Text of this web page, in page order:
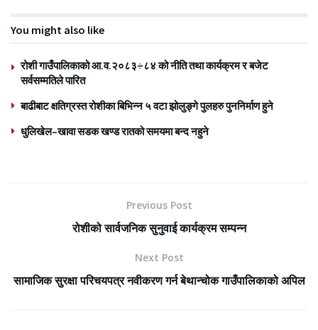
You might also like
रोशी गाउँपालिकाको आ.व.२०८३÷८४ को नीति तथा कार्यक्रम र बजेट
सर्वसम्मतिले पारित
बाढीबाट क्षतिग्रस्त रोशीका बिभिन्न ५ वटा झोलुङ्गे पुलहरु पुननिर्माण हुने
धुलिखेल–खावा सडक खण्ड रातको समयमा बन्द नहुने
Previous Post
रोशीको सार्वजनिक सुनुवाई कार्यक्रम सम्पन्न
Next Post
सामाजिक सुरक्षा परिचयपत्र नवीकरण गर्न बेथान्चोक गाउँपालिकाको अपिल